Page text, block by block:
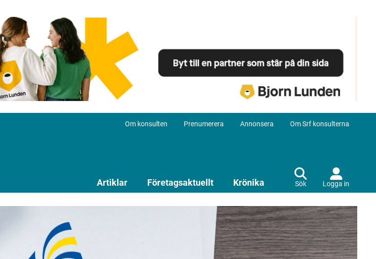
Om konsulten Prenumerera Annonsera Om Srf konsulterna
Artiklar Företagsaktuellt Krönika Sök Logga in